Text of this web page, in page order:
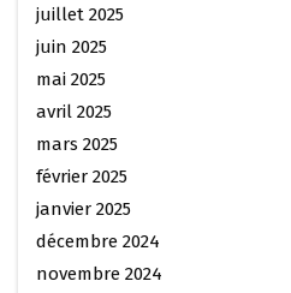
juillet 2025
juin 2025
mai 2025
avril 2025
mars 2025
février 2025
janvier 2025
décembre 2024
novembre 2024